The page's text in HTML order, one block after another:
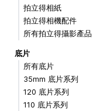
拍立得相紙
拍立得相機配件
所有拍立得攝影產品
底片
所有底片
35mm 底片系列
120 底片系列
110 底片系列